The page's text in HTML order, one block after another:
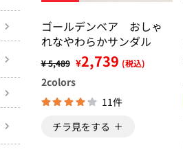
ゴールデンベア おしゃ
れなやわらかサンダル
¥ 5,489 ¥2,739 (税込)
2colors
11件
チラ見をする